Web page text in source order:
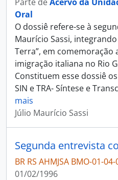
Oral
O dossiê refere-se à
Maurício Sassi,
Terra”, em comemoração
imigração italiana no Rio
Constituem esse dossiê
SIN e TRA- Síntese e
mais
Júlio Maurício Sassi
BR RS AHMJSA BMO-01-
01/02/1996